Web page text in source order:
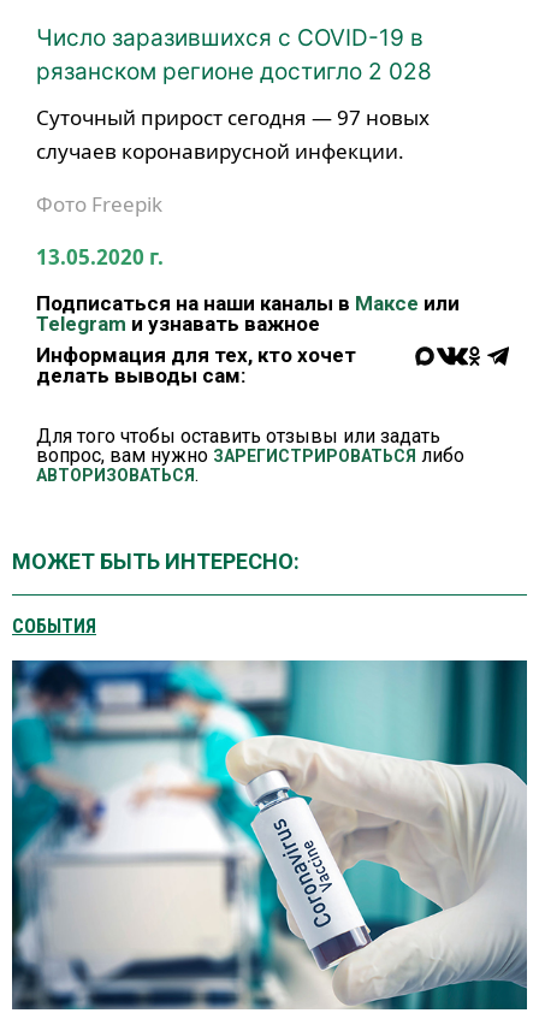
Число заразившихся с COVID-19 в
рязанском регионе достигло 2 028
Суточный прирост сегодня — 97 новых
случаев коронавирусной инфекции.
Фото Freepik
13.05.2020 г.
Подписаться на наши каналы в Максе или
Telegram и узнавать важное
Информация для тех, кто хочет
делать выводы сам:
Для того чтобы оставить отзывы или задать
вопрос, вам нужно ЗАРЕГИСТРИРОВАТЬСЯ либо
АВТОРИЗОВАТЬСЯ.
МОЖЕТ БЫТЬ ИНТЕРЕСНО:
СОБЫТИЯ